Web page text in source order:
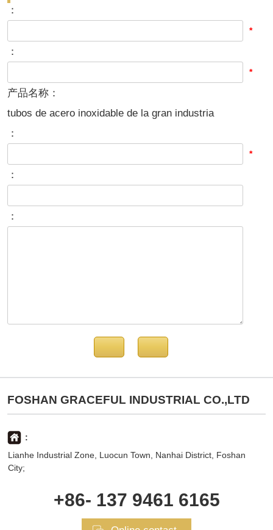
：
*
：
*
产品名称：
tubos de acero inoxidable de la gran industria
：
*
：
：
FOSHAN GRACEFUL INDUSTRIAL CO.,LTD
:
Lianhe Industrial Zone, Luocun Town, Nanhai District, Foshan
City;
+86- 137 9461 6165